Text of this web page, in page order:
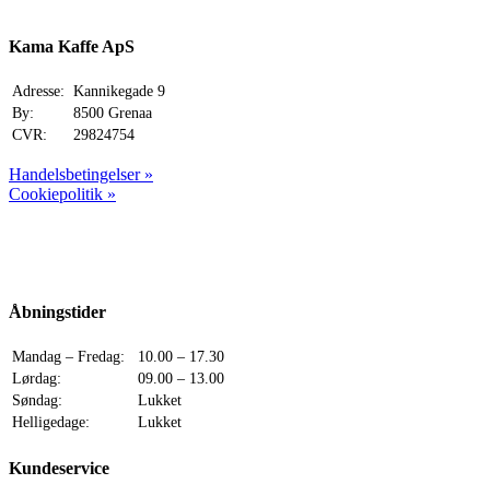
32,00 kr..
Kama Kaffe ApS
Adresse: Kannikegade 9
By:
8500 Grenaa
CVR:
29824754
Handelsbetingelser »
Cookiepolitik »
Åbningstider
Mandag – Fredag:
10.00 – 17.30
Lørdag:
09.00 – 13.00
Søndag:
Lukket
Helligedage:
Lukket
Kundeservice